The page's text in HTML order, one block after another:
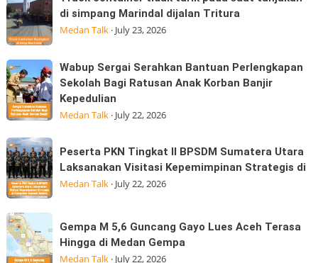
Kabu,
Pasar
Boleh
Hangus:
Sudah
Membayar
MK
container
tidak
tarik
pada
saat
tanjakan
di
Marindal
dijalan
Tritura
di simpang Marindal dijalan Tritura
Medan Talk· July 23, 2026
Wabup
Sergai
Serahkan
Bantuan
Perlengkapan
Sekolah
Bagi
Ratusan
Anak
Korban
Banjir
Kepedulian
Wabup Sergai Serahkan Bantuan Perlengkapan
Sekolah Bagi Ratusan Anak Korban Banjir
Kepedulian
Medan Talk· July 22, 2026
Peserta
PKN
Tingkat
II
BPSDM
Sumatera
Utara
Peserta PKN Tingkat II BPSDM Sumatera Utara
Laksanakan Visitasi Kepemimpinan Strategis di
Medan Talk· July 22, 2026
Gempa
M
5,6
Gempa M 5,6 Guncang Gayo Lues Aceh Terasa
Hingga di Medan Gempa
Medan Talk· July 22, 2026